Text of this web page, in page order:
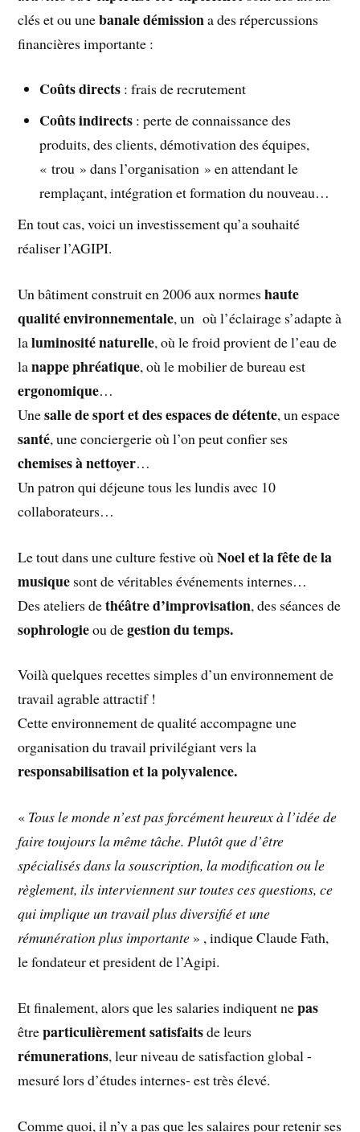
clés et ou unebanale démissiona des répercussions
financières importante :
Coûts directs : frais de recrutement
Coûts indirects : perte de connaissance des
produits, des clients, démotivation des équipes,
« trou » dans l’organisation » en attendant le
remplaçant, intégration et formation du nouveau…
En tout cas, voici un investissement qu’a souhaité
réaliser l’AGIPI.
Un bâtiment construit en 2006 aux normeshaute
qualité environnementale, un où l’éclairage s’adapte à
laluminosité naturelle, où le froid provient de l’eau de
lanappe phréatique, où le mobilier de bureau est
ergonomique…
Unesalle de sport et des espaces de détente, un espace
santé, une conciergerie où l’on peut confier ses
chemises à nettoyer…
Un patron qui déjeune tous les lundis avec 10
collaborateurs…
Le tout dans une culture festive oùNoel et la fête de la
musique sont de véritables événements internes…
Des ateliers dethéâtre d’improvisation, des séances de
sophrologieou degestion du temps.
Voilà quelques recettes simples d’un environnement de
travail agrable attractif !
Cette environnement de qualité accompagne une
organisation du travail privilégiant vers la
responsabilisation et la polyvalence.
« Tous le monde n’est pas forcément heureux à l’idée de
faire toujours la même tâche. Plutôt que d’être
spécialisés dans la souscription, la modification ou le
règlement, ils interviennent sur toutes ces questions, ce
qui implique un travail plus diversifié et une
rémunération plus importante » , indique Claude Fath,
le fondateur et president de l’Agipi.
Et finalement, alors que les salaries indiquent nepas
êtreparticulièrement satisfaitsde leurs
rémunerations, leur niveau de satisfaction global -
mesuré lors d’études internes- est très élevé.
Comme quoi, il n’y a pas que les salaires pour retenir ses